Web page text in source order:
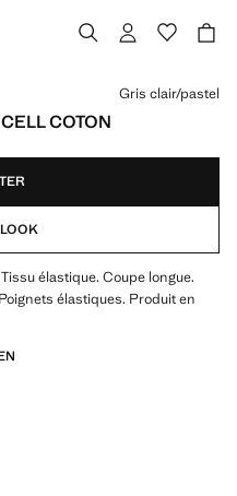
COTON
Gris clair/pastel
élastique. Coupe longue.
élastiques. Produit en